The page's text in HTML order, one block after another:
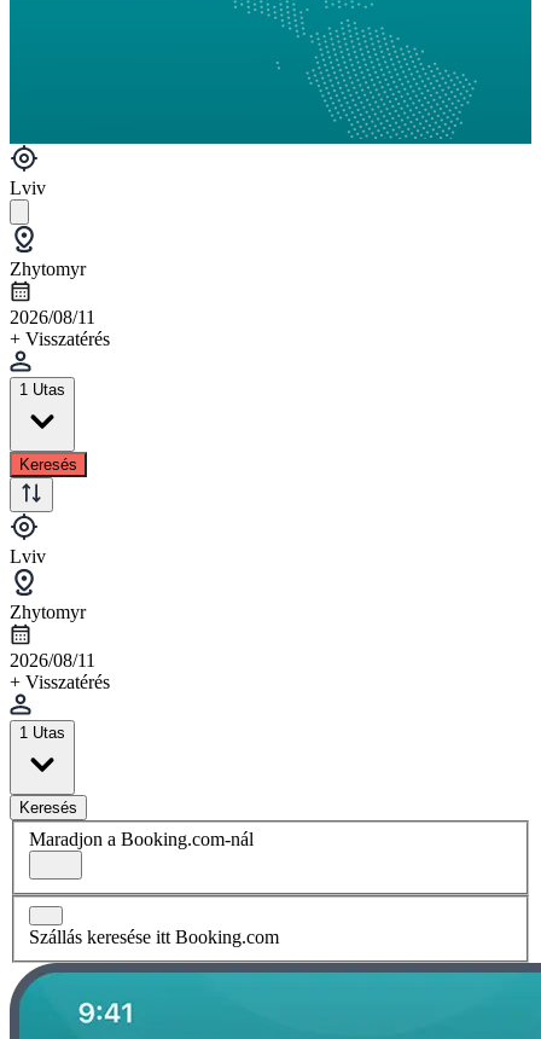
Lviv
Zhytomyr
2026/08/11
+ Visszatérés
1 Utas
Keresés
Lviv
Zhytomyr
2026/08/11
+ Visszatérés
1 Utas
Keresés
Maradjon a Booking.com-nál
Szállás keresése itt Booking.com